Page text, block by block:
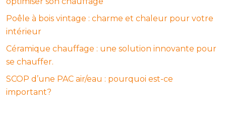
Poêle à bois vintage : charme et chaleur pour votre
intérieur
Céramique chauffage : une solution innovante pour
se chauffer.
SCOP d’une PAC air/eau : pourquoi est-ce
important?